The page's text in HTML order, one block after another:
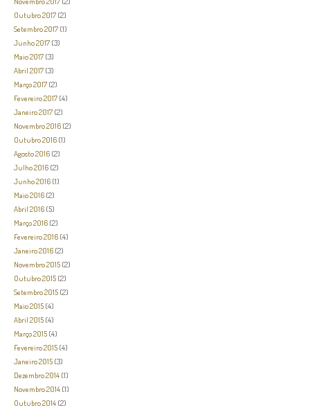
Outubro 2017 (2)
Setembro 2017 (1)
Junho 2017 (3)
Maio 2017 (3)
Abril 2017 (3)
Março 2017 (2)
Fevereiro 2017 (4)
Janeiro 2017 (2)
Novembro 2016 (2)
Outubro 2016 (1)
Agosto 2016 (2)
Julho 2016 (2)
Junho 2016 (1)
Maio 2016 (2)
Abril 2016 (5)
Março 2016 (2)
Fevereiro 2016 (4)
Janeiro 2016 (2)
Novembro 2015 (2)
Outubro 2015 (2)
Setembro 2015 (2)
Maio 2015 (4)
Abril 2015 (4)
Março 2015 (4)
Fevereiro 2015 (4)
Janeiro 2015 (3)
Dezembro 2014 (1)
Novembro 2014 (1)
Outubro 2014 (2)